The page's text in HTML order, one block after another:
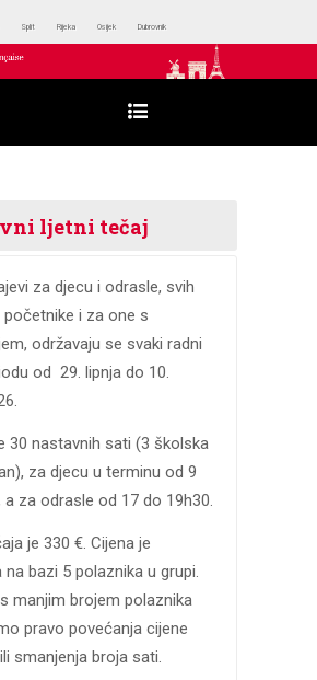
Split Rijeka Osijek Dubrovnik
ljetni tečaj
za djecu i odrasle, svih
početnike i za one s
održavaju se svaki radni
od 29. lipnja do 10.
30 nastavnih sati (3 školska
za djecu u terminu od 9
a za odrasle od 17 do 19h30.
je 330 €. Cijena je
bazi 5 polaznika u grupi.
manjim brojem polaznika
pravo povećanja cijene
smanjenja broja sati.